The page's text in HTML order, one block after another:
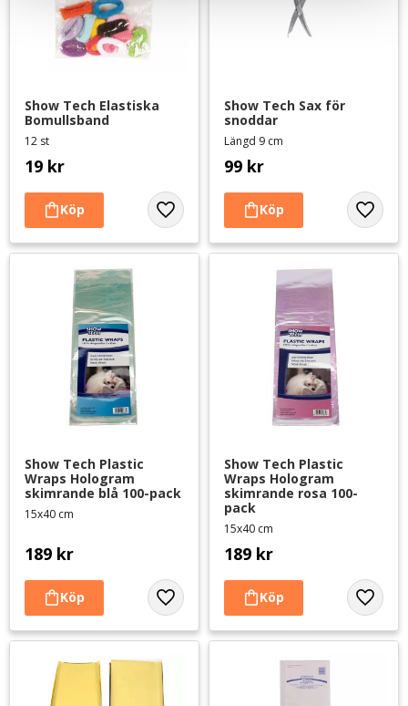
Show Tech Elastiska
Bomullsband
12 st
19 kr
Lägg till i favoriter
Show Tech Sax för
snoddar
Längd 9 cm
99 kr
Lägg
Show Tech Plastic
Wraps Hologram
skimrande blå 100-pack
15x40 cm
189 kr
Lägg till i favoriter
Show Tech Plastic
Wraps Hologram
skimrande rosa 100-
pack
15x40 cm
189 kr
Lägg